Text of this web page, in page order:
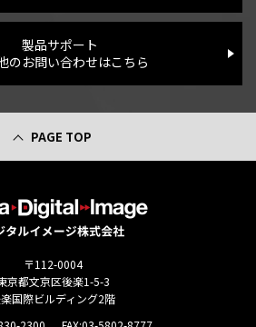
製品サポート
のお問い合わせはこちら
PAGE TOP
〒112-0004
京都文京区後楽1-5-3
国際ビルディング2階